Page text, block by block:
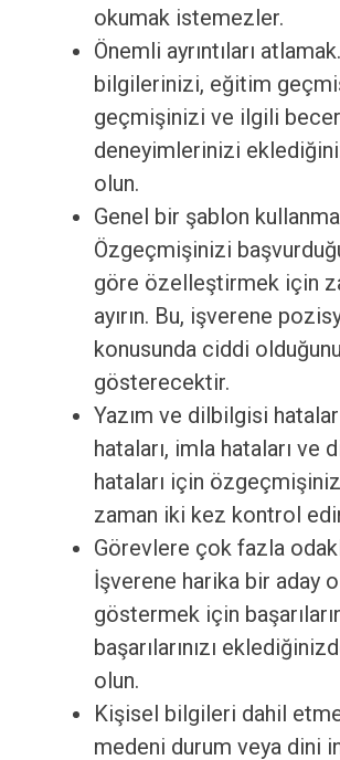
okumak istemezler.
Önemli ayrıntıları
bilgilerinizi, eğitim
geçmişinizi ve ilgili
deneyimlerinizi
olun.
Genel bir şablon
Özgeçmişinizi
göre özelleştirmek için
ayırın. Bu, işverene
konusunda ciddi
gösterecektir.
Yazım ve dilbilgisi
hataları, imla hataları ve
hataları için
zaman iki kez kontrol
Görevlere çok fazla
İşverene harika bir aday
göstermek için
başarılarınızı
olun.
Kişisel bilgileri dahil
medeni durum veya dini